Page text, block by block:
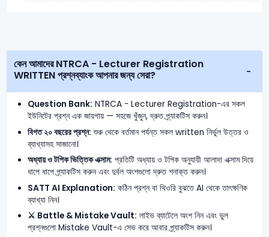
কেন আমাদের NTRCA - Lecturer Registration
WRITTEN প্রশ্নব্যাংক আপনার জন্য সেরা?
Question Bank: NTRCA - Lecturer Registration-এর সকল
ইউনিটের প্রশ্ন এক জায়গায় — সহজে খুঁজুন, দ্রুত প্র্যাকটিস করুন।
বিগত ২০ বছরের প্রশ্ন: শুরু থেকে বর্তমান পর্যন্ত সকল written নির্ভুল উত্তর ও
ব্যাখ্যাসহ সাজানো।
অধ্যায় ও টপিক ভিত্তিক এক্সাম: প্রতিটি অধ্যায় ও টপিক অনুযায়ী আলাদা এক্সাম দিয়ে
ধাপে ধাপে প্র্যাকটিস করুন এবং দুর্বল অংশগুলো দ্রুত শনাক্ত করুন।
SATT AI Explanation: কঠিন প্রশ্ন বা থিওরি বুঝতে AI থেকে তাৎক্ষণিক
ব্যাখ্যা নিন।
⚔️ Battle & Mistake Vault: লাইভ ব্যাটেলে অংশ নিন এবং ভুল
প্রশ্নগুলো Mistake Vault-এ সেভ করে আবার প্র্যাকটিস করুন।